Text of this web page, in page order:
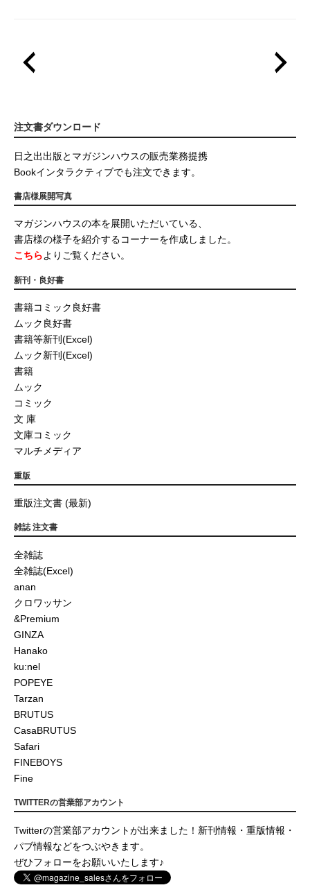
注文書ダウンロード
日之出出版とマガジンハウスの販売業務提携
Bookインタラクティブでも注文できます。
書店様展開写真
マガジンハウスの本を展開いただいている、
書店様の様子を紹介するコーナーを作成しました。
こちらよりご覧ください。
新刊・良好書
書籍コミック良好書
ムック良好書
書籍等新刊(Excel)
ムック新刊(Excel)
書籍
ムック
コミック
文 庫
文庫コミック
マルチメディア
重版
重版注文書 (最新)
雑誌 注文書
全雑誌
全雑誌(Excel)
anan
クロワッサン
&Premium
GINZA
Hanako
ku:nel
POPEYE
Tarzan
BRUTUS
CasaBRUTUS
Safari
FINEBOYS
Fine
TWITTERの営業部アカウント
Twitterの営業部アカウントが出来ました！新刊情報・重版情報・
パブ情報などをつぶやきます。
ぜひフォローをお願いいたします♪